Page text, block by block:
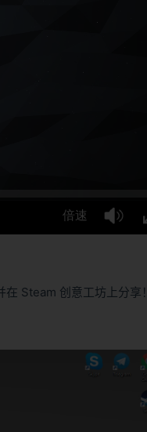
Steam 创意工坊上分享！